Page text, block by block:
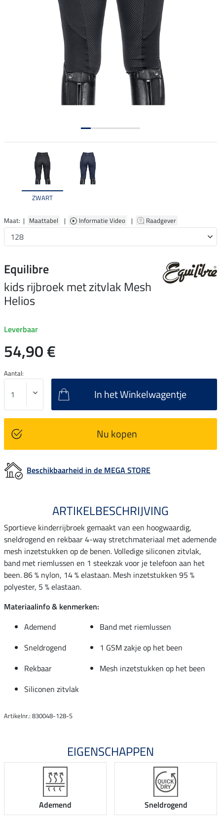
ZWART
Maat: | Maattabel | Informatie Video | Raadgever
Equilibre
kids rijbroek met zitvlak Mesh
Helios
Leverbaar
54,90 €
Aantal:
In het Winkelwagentje
Nu kopen
Beschikbaarheid in de MEGA STORE
ARTIKELBESCHRIJVING
Sportieve kinderrijbroek gemaakt van een hoogwaardig,
sneldrogend en rekbaar 4-way stretchmateriaal met ademende
mesh inzetstukken op de benen. Volledige siliconen zitvlak,
band met riemlussen en 1 steekzak voor je telefoon aan het
been. 86 % nylon, 14 % elastaan. Mesh inzetstukken 95 %
polyester, 5 % elastaan.
Materiaalinfo & kenmerken:
Ademend
Band met riemlussen
Sneldrogend
1 GSM zakje op het been
Rekbaar
Mesh inzetstukken op het been
Siliconen zitvlak
Artikelnr.: 830048-128-S
EIGENSCHAPPEN
Ademend Sneldrogend